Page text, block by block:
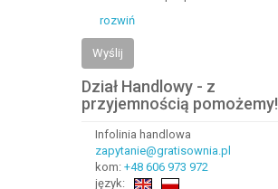
rozwiń
Wyślij
Dział Handlowy - z
przyjemnością pomożemy!
Infolinia handlowa
zapytanie@gratisownia.pl
kom: +48 606 973 972
język: